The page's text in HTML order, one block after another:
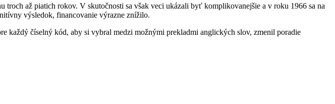
až piatich rokov. V skutočnosti sa však veci ukázali byť komplikovanejšie a v roku 1966 sa na
výsledok, financovanie výrazne znížilo.
každý číselný kód, aby si vybral medzi možnými prekladmi anglických slov, zmenil poradie